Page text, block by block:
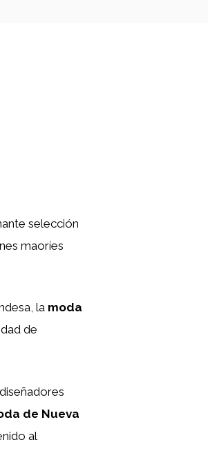
selección
maoríes
la moda
de
de Nueva
al